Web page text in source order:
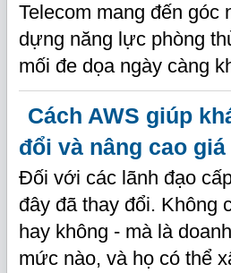
Telecom mang đến góc
dựng năng lực phòng
mối đe dọa ngày càng
Cách AWS giúp
đổi và nâng cao
Đối với các lãnh đạo
đây đã thay đổi. Không
hay không - mà là
mức nào, và họ có thể